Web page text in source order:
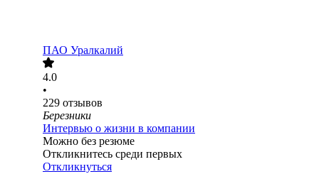
ПАО Уралкалий
4.0
•
229 отзывов
Березники
Интервью о жизни в компании
Можно без резюме
Откликнитесь среди первых
Откликнуться